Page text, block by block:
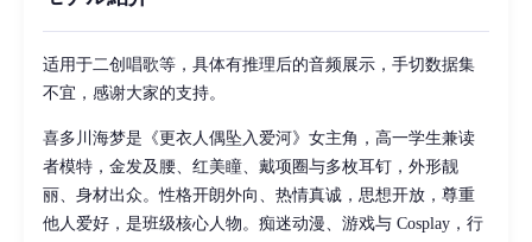
适用于二创唱歌等，具体有推理后的音频展示，手切数据集
不宜，感谢大家的支持。
喜多川海梦是《更衣人偶坠入爱河》女主角，高一学生兼读
者模特，金发及腰、红美瞳、戴项圈与多枚耳钉，外形靓
丽、身材出众。性格开朗外向、热情真诚，思想开放，尊重
他人爱好，是班级核心人物。痴迷动漫、游戏与 Cosplay，行